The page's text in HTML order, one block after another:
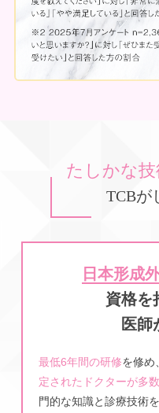
たしかな技
TCBが
日本形成
資格を
医師
最低6年間の研修を修め
定されたドクターが多数
門的な知識と診療技術を